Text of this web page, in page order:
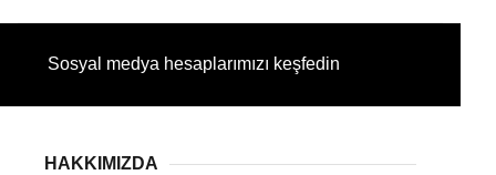
Sosyal medya hesaplarımızı keşfedin
HAKKIMIZDA